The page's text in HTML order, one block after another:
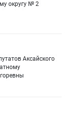
округу № 2
Аксайского